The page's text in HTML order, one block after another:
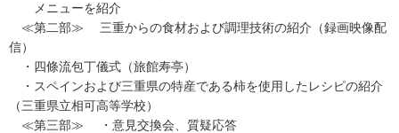
メニューを紹介
≪第二部≫ 三重からの食材および調理技術の紹介（録画映像配
信）
・四條流包丁儀式（旅館寿亭）
・スペインおよび三重県の特産である柿を使用したレシピの紹介
（三重県立相可高等学校）
≪第三部≫ ・意見交換会、質疑応答